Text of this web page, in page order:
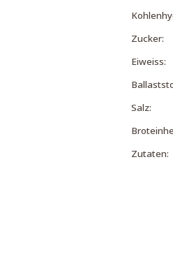
Zucker:
Eiweiss:
Salz:
Zutaten: